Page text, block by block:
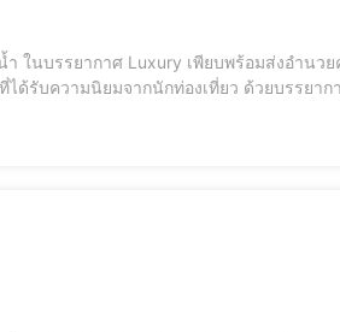
ด้รับความนิยมจากนักท่องเที่ยว ด้วยบรรยาก